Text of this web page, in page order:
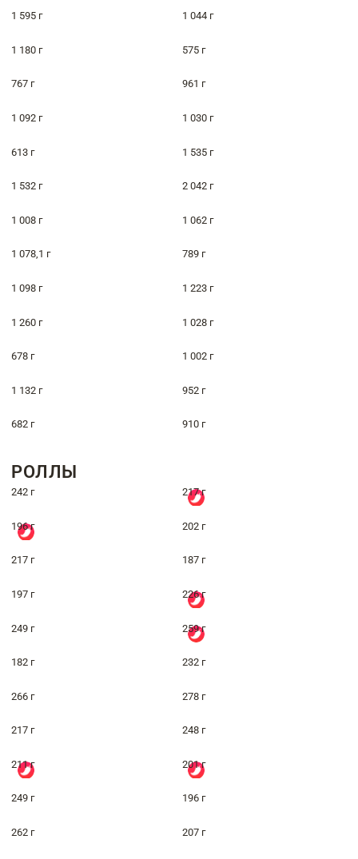
1 595 г 1 044 г
1 180 г 575 г
767 г 961 г
1 092 г 1 030 г
613 г 1 535 г
1 532 г 2 042 г
1 008 г 1 062 г
1 078,1 г 789 г
1 098 г 1 223 г
1 260 г 1 028 г
678 г 1 002 г
1 132 г 952 г
682 г 910 г
РОЛЛЫ
242 г 217 г
196 г 202 г
217 г 187 г
197 г 226 г
249 г 259 г
182 г 232 г
266 г 278 г
217 г 248 г
211 г 201 г
249 г 196 г
262 г 207 г